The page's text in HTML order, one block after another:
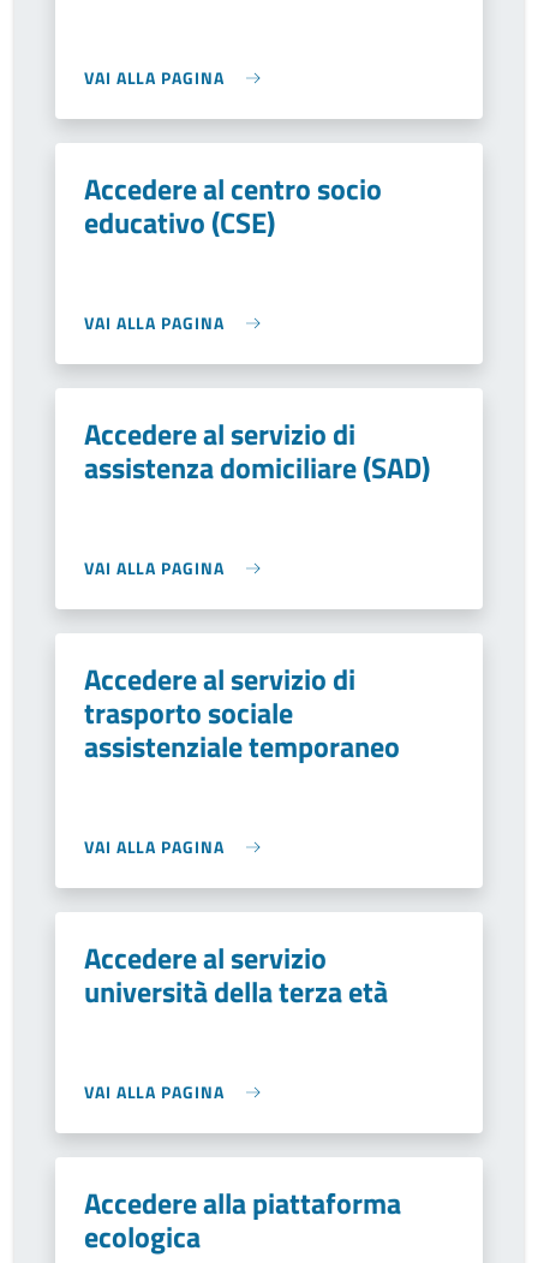
VAI ALLA PAGINA
Accedere al centro socio
educativo (CSE)
VAI ALLA PAGINA
Accedere al servizio di
assistenza domiciliare (SAD)
VAI ALLA PAGINA
Accedere al servizio di
trasporto sociale
assistenziale temporaneo
VAI ALLA PAGINA
Accedere al servizio
università della terza età
VAI ALLA PAGINA
Accedere alla piattaforma
ecologica